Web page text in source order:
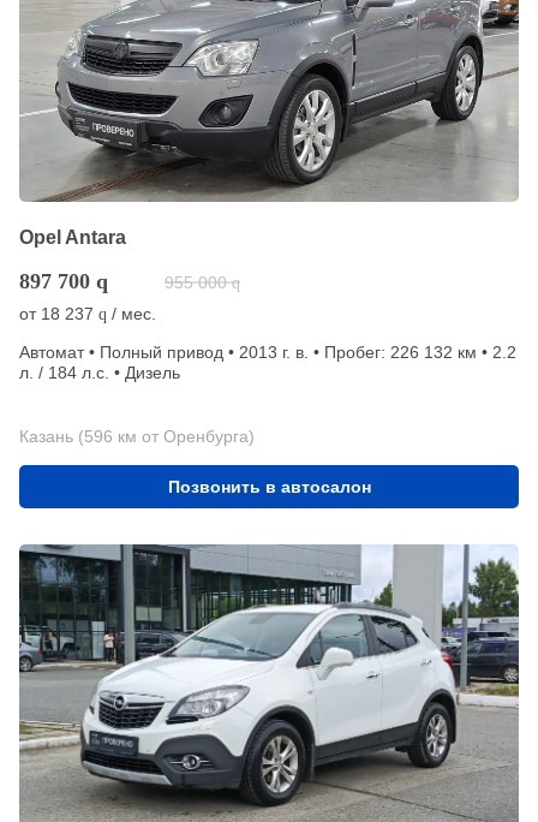
Opel Antara
897 700 q 955 000 q
от 18 237 q / мес.
Автомат • Полный привод • 2013 г. в. • Пробег: 226 132 км • 2.2
л. / 184 л.с. • Дизель
Казань (596 км от Оренбурга)
Позвонить в автосалон